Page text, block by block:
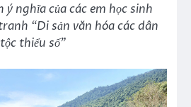
nghĩa của các em học sinh
“Di sản văn hóa các dân
tộc thiểu số”